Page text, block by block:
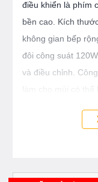
điều khiển là phím
bền cao. Kích
không gian bếp
đôi công suát
và điều chỉnh.
nếu phòng bếp